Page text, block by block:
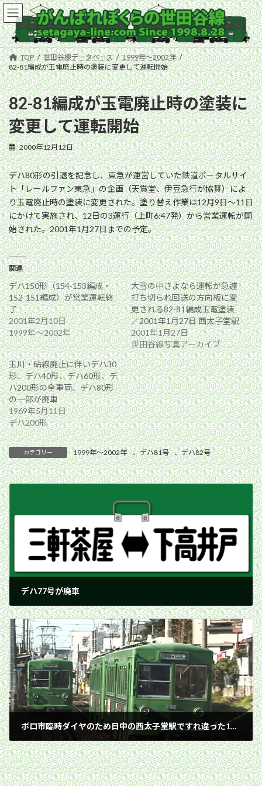
コ
ン
テ
ン
ツ
へ
ス
キ
ッ
プ
ナ
ビ
ゲ
ー
シ
ョ
ン
に
移
動
TOP 世田谷線データベース
1999年〜2002年
82-81編成が玉電廃止時の塗装に変更して運転開始
82-81編成が玉電廃止時の塗装に
変更して運転開始
2000年12月12日
デハ80形の引退を記念し、東急が運営していた鉄道ポータルサイ
ト「レールファン東急」の企画（天賞堂、伊豆急行が協賛）によ
り玉電廃止時の塗装に変更された。塗り替え作業は12月9日〜11日
にかけて実施され、12日の3運行（上町6:47発）から営業運転が開
始された。2001年1月27日までの予定。
関連
デハ150形（154-153編成・
152-151編成）が営業運転終
了
2001年2月10日
1999年〜2002年
大雪の中さよなら運転が急遽
打ち切られ回送の方向板に変
更される82-81編成玉電塗装
／2001年1月27日 西太子堂駅
2001年1月27日
世田谷線写真アーカイブ
玉川・砧線廃止に伴いデハ30
形、デハ40形、デハ60形、デ
ハ200形の全車両、デハ80形
の一部が廃車
1969年5月11日
デハ200形
カテゴリー 1999年〜2002年 、デハ81号 、デハ82号
デハ77号が廃車
2000年12月10日
ボロ市臨時ダイヤのため日中の西太子堂駅ですれ違った154-153編成と152-151編成／2000年12月16日 西太子堂〜三軒茶屋間
2000年12月16日